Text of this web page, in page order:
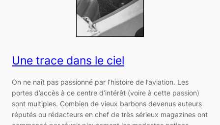
Une trace dans le ciel
On ne naît pas passionné par l’histoire de l’aviation. Les
portes d’accès à ce centre d’intérêt (voire à cette passion)
sont multiples. Combien de vieux barbons devenus auteurs
réputés ou rédacteurs en chef de très sérieux magazines ont